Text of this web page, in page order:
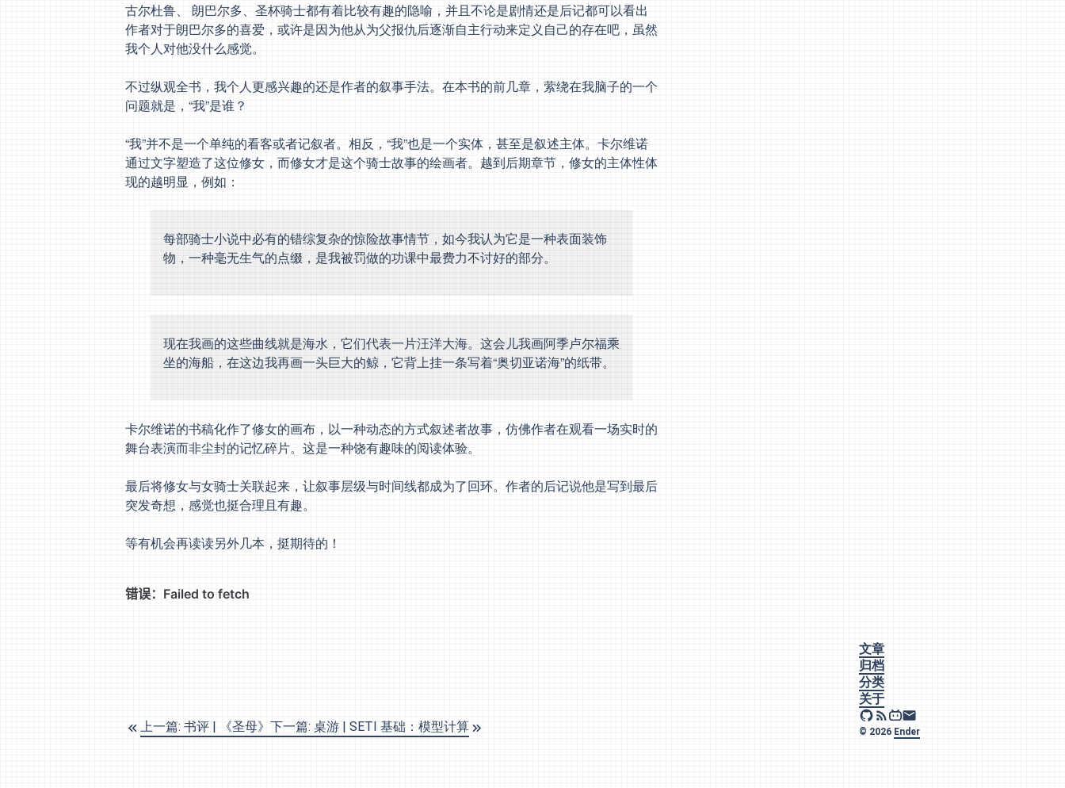
文章
归档
分类
关于
© 2026 Ender
古尔杜鲁、 朗巴尔多、圣杯骑士都有着比较有趣的隐喻，并且不论是剧情还是后记都可以看出
作者对于朗巴尔多的喜爱，或许是因为他从为父报仇后逐渐自主行动来定义自己的存在吧，虽然
我个人对他没什么感觉。
不过纵观全书，我个人更感兴趣的还是作者的叙事手法。在本书的前几章，萦绕在我脑子的一个
问题就是，“我”是谁？
“我”并不是一个单纯的看客或者记叙者。相反，“我”也是一个实体，甚至是叙述主体。卡尔维诺
通过文字塑造了这位修女，而修女才是这个骑士故事的绘画者。越到后期章节，修女的主体性体
现的越明显，例如：
每部骑士小说中必有的错综复杂的惊险故事情节，如今我认为它是一种表面装饰
物，一种毫无生气的点缀，是我被罚做的功课中最费力不讨好的部分。
现在我画的这些曲线就是海水，它们代表一片汪洋大海。这会儿我画阿季卢尔福乘
坐的海船，在这边我再画一头巨大的鲸，它背上挂一条写着“奥切亚诺海”的纸带。
卡尔维诺的书稿化作了修女的画布，以一种动态的方式叙述者故事，仿佛作者在观看一场实时的
舞台表演而非尘封的记忆碎片。这是一种饶有趣味的阅读体验。
最后将修女与女骑士关联起来，让叙事层级与时间线都成为了回环。作者的后记说他是写到最后
突发奇想，感觉也挺合理且有趣。
等有机会再读读另外几本，挺期待的！
上一篇: 书评 | 《圣母》下一篇: 桌游 | SETI 基础：模型计算